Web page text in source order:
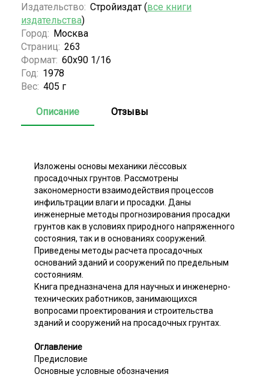
Издательство: Стройиздат (все книги
издательства)
Город: Москва
Страниц: 263
Формат: 60х90 1/16
Год: 1978
Вес: 405 г
Описание Отзывы
Изложены основы механики лёссовых
просадочных грунтов. Рассмотрены
закономерности взаимодействия процессов
инфильтрации влаги и просадки. Даны
инженерные методы прогнозирования просадки
грунтов как в условиях природного напряженного
состояния, так и в основаниях сооружений.
Приведены методы расчета просадочных
оснований зданий и сооружений по предельным
состояниям.
Книга предназначена для научных и инженерно-
технических работников, занимающихся
вопросами проектирования и строительства
зданий и сооружений на просадочных грунтах.
Оглавление
Предисловие
Основные условные обозначения